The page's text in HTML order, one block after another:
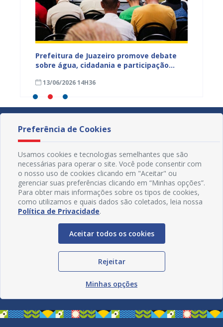
Prefeitura de Juazeiro promove debate
sobre água, cidadania e participação
comunidades urbanas e rurais
13/06/2026 14H36
Redes Sociais
Preferência de Cookies
Usamos cookies e tecnologias semelhantes que são
necessárias para operar o site. Você pode consentir com
o nosso uso de cookies clicando em "Aceitar" ou
gerenciar suas preferências clicando em “Minhas opções”.
Para obter mais informações sobre os tipos de cookies,
como utilizamos e quais dados são coletados, leia nossa
Política de Privacidade.
Aceitar todos os cookies
Rejeitar
Minhas opções